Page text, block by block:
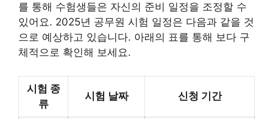
를 통해 수험생들은 자신의 준비 일정을 조정할 수
있어요. 2025년 공무원 시험 일정은 다음과 같을 것
으로 예상하고 있습니다. 아래의 표를 통해 보다 구
체적으로 확인해 보세요.
시험 종
류
시험 날짜 신청 기간